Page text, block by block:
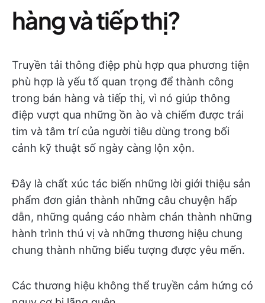
hàng và tiếp thị?
Truyền tải thông điệp phù hợp qua phương tiện
phù hợp là yếu tố quan trọng để thành công
trong bán hàng và tiếp thị, vì nó giúp thông
điệp vượt qua những ồn ào và chiếm được trái
tim và tâm trí của người tiêu dùng trong bối
cảnh kỹ thuật số ngày càng lộn xộn.
Đây là chất xúc tác biến những lời giới thiệu sản
phẩm đơn giản thành những câu chuyện hấp
dẫn, những quảng cáo nhàm chán thành những
hành trình thú vị và những thương hiệu chung
chung thành những biểu tượng được yêu mến.
Các thương hiệu không thể truyền cảm hứng có